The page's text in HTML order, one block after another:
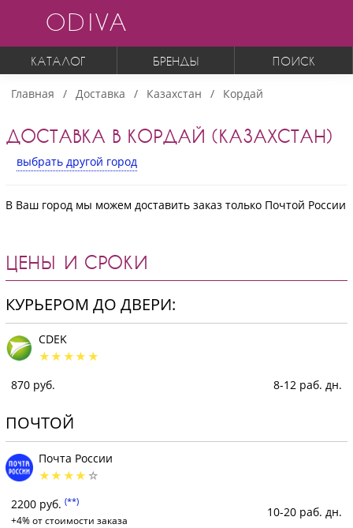
ODIVA
КАТАЛОГ БРЕНДЫ ПОИСК
Главная Доставка Казахстан Кордай
ДОСТАВКА В КОРДАЙ (КАЗАХСТАН)
выбрать другой город
В Ваш город мы можем доставить заказ только Почтой России
ЦЕНЫ И СРОКИ
КУРЬЕРОМ ДО ДВЕРИ:
CDEK
870 руб. 8-12 раб. дн.
ПОЧТОЙ
Почта России
2200 руб. (**)
+4% от стоимости заказа
10-20 раб. дн.